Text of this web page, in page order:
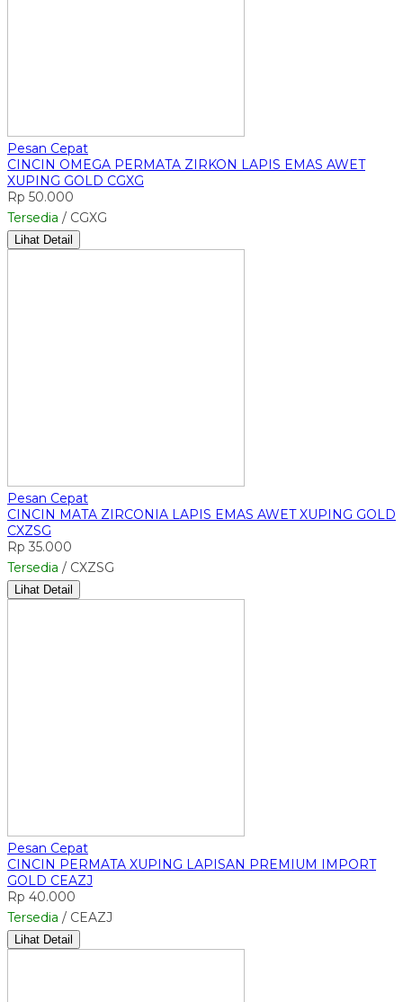
Pesan Cepat
CINCIN OMEGA PERMATA ZIRKON LAPIS EMAS AWET
XUPING GOLD CGXG
Rp 50.000
Tersedia / CGXG
Lihat Detail
Pesan Cepat
CINCIN MATA ZIRCONIA LAPIS EMAS AWET XUPING GOLD
CXZSG
Rp 35.000
Tersedia / CXZSG
Lihat Detail
Pesan Cepat
CINCIN PERMATA XUPING LAPISAN PREMIUM IMPORT
GOLD CEAZJ
Rp 40.000
Tersedia / CEAZJ
Lihat Detail